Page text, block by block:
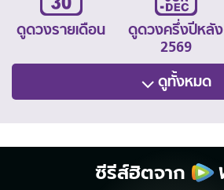
ดูดวงรายเดือน
ดูดวงครึ่งปีหลัง
2569
ดูทั้งหมด
ซีรีส์ฮิตจาก